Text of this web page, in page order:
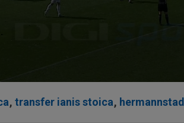
, transfer ianis stoica,